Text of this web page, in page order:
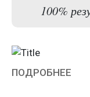
100%
ПОДРОБНЕЕ